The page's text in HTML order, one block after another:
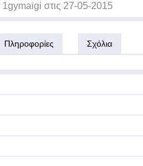
1gymaigi στις 27-05-2015
Πληροφορίες Σχόλια